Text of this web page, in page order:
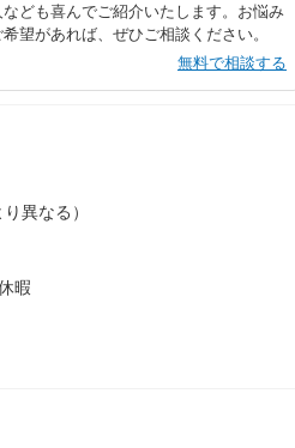
なども喜んでご紹介いたします。お悩み
望があれば、ぜひご相談ください。
無料で相談する
異なる）
暇